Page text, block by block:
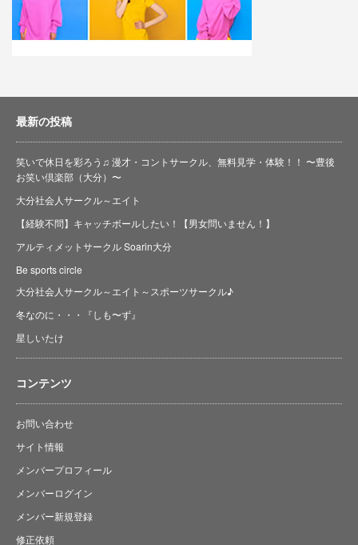
最新の投稿
笑いで休日を彩ろう♫ 漫才・コントサークル、無料見学・体験！！ 〜豊後
お笑い倶楽部（大分）〜
大分社会人サークル～エイト
【経験不問】キャッチボールしたい！【男女問いません！】
アルティメットサークル Soarin大分
Be sports circle
大分社会人サークル～エイト～スポーツサークル♪
冬なのに・・・『しも〜ず』
星しいたけ
コンテンツ
お問い合わせ
サイト情報
メンバープロフィール
メンバーログイン
メンバー新規登録
修正依頼